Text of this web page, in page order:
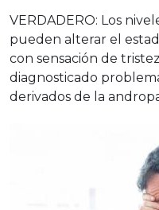
VERDADERO: Los
pueden alterar el
con sensación de
diagnosticado
derivados de la